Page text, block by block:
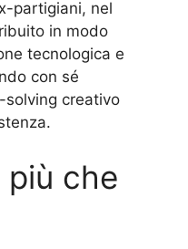
partigiani, nel
in modo
tecnologica e
con sé
solving creativo
più che